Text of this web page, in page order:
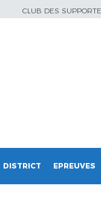
CLUB DES
DISTRICT EPREUVES